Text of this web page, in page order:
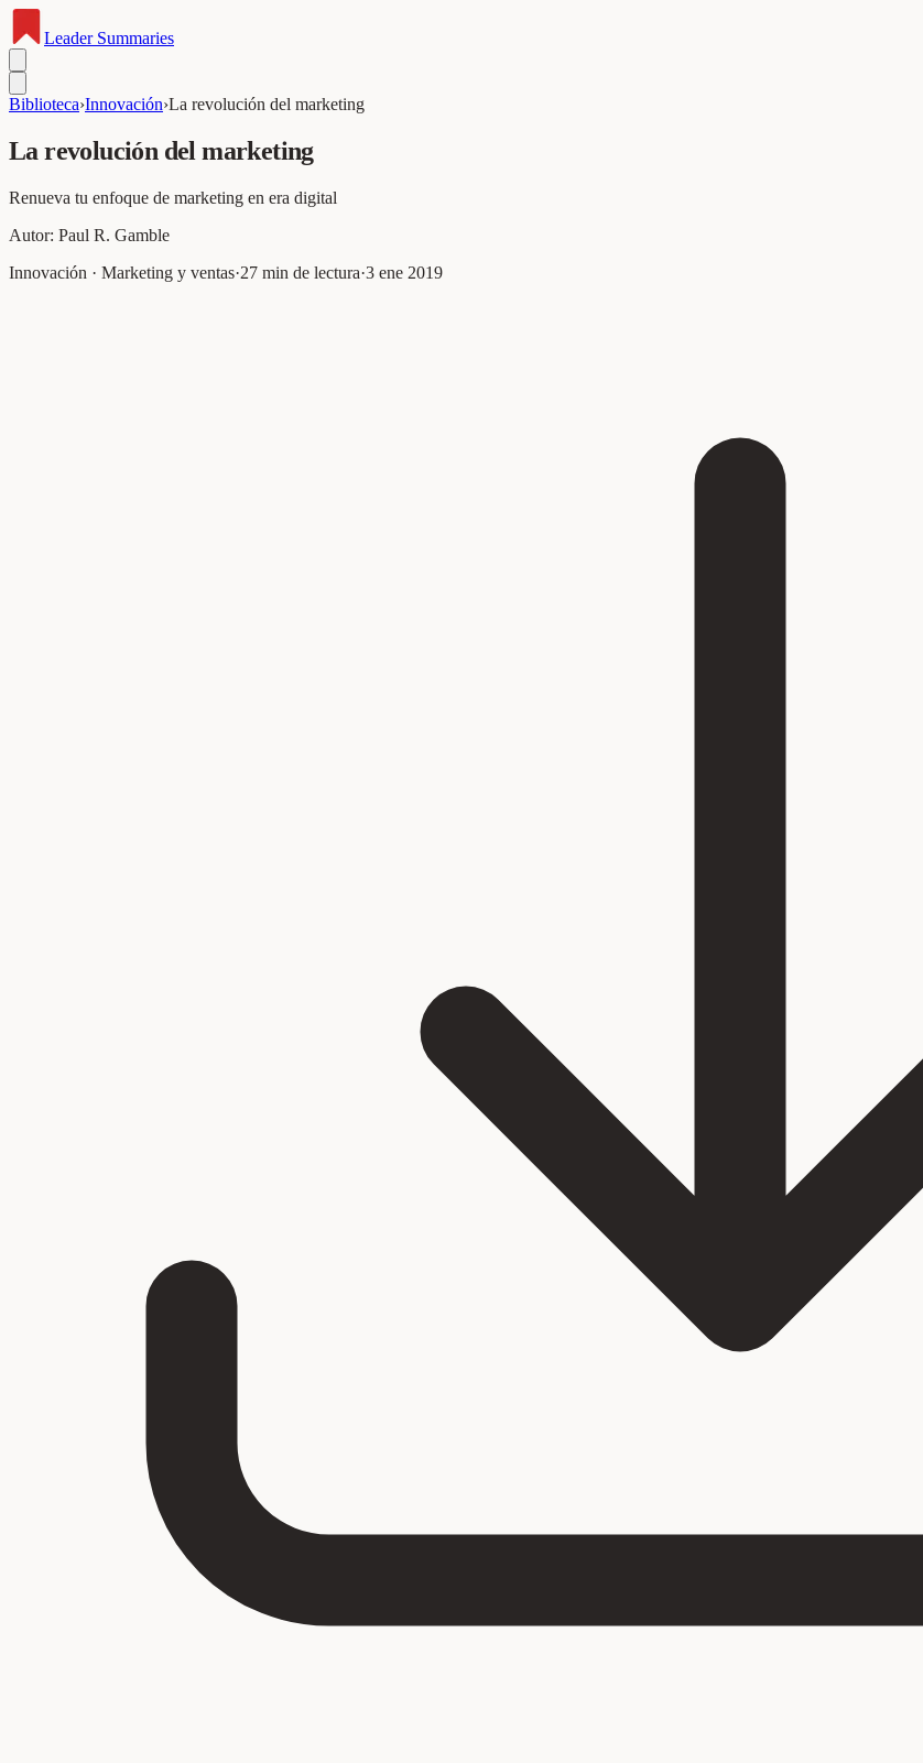
LeaderSummaries
Biblioteca›Innovación›La revolución del marketing
La revolución del marketing
Renueva tu enfoque de marketing en era digital
Autor: Paul R. Gamble
Innovación · Marketing y ventas·27 min de lectura·3 ene 2019